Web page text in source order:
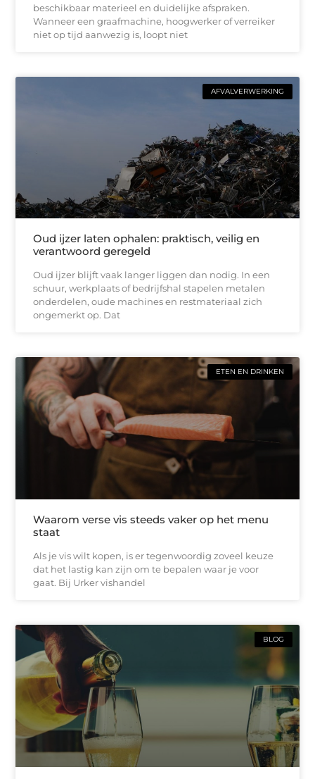
beschikbaar materieel en duidelijke afspraken.
Wanneer een graafmachine, hoogwerker of verreiker
niet op tijd aanwezig is, loopt niet
AFVALVERWERKING
Oud ijzer laten ophalen: praktisch, veilig en
verantwoord geregeld
Oud ijzer blijft vaak langer liggen dan nodig. In een
schuur, werkplaats of bedrijfshal stapelen metalen
onderdelen, oude machines en restmateriaal zich
ongemerkt op. Dat
ETEN EN DRINKEN
Waarom verse vis steeds vaker op het menu
staat
Als je vis wilt kopen, is er tegenwoordig zoveel keuze
dat het lastig kan zijn om te bepalen waar je voor
gaat. Bij Urker vishandel
BLOG